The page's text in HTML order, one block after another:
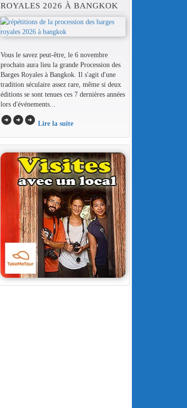
ROYALES 2026 À BANGKOK
Vous le savez peut-être, le 6 novembre
prochain aura lieu la grande Procession des
Barges Royales à Bangkok. Il s'agit d'une
tradition séculaire assez rare, même si deux
éditions se sont tenues ces 7 dernières années
lors d'événements...
arrow_circle_rightarrow_circle_rightarrow_circle_right Lire la suite